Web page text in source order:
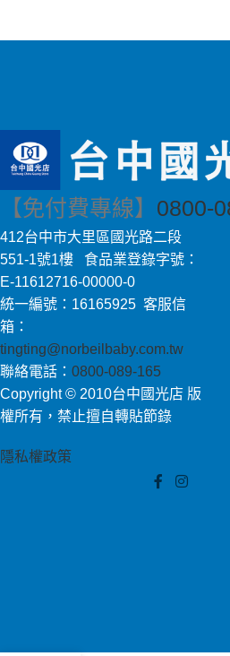
【免付費專線】 0800-
412台中市大里區國光路二段
551-1號1樓 食品業登錄字號：
E-11612716-00000-0
統一編號：16165925 客服信
箱：
tingting@norbeilbaby.com.tw
聯絡電話： 0800-089-165
Copyright © 2010台中國光店 版
權所有，禁止擅自轉貼節錄
隱私權政策